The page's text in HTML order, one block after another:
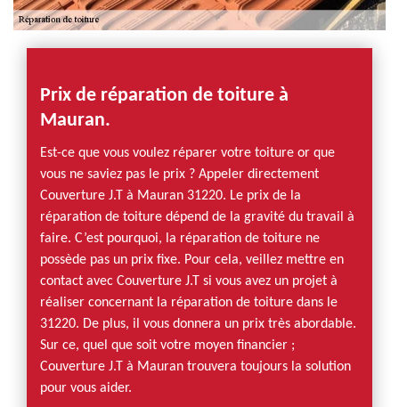
Prix de réparation de toiture à
Mauran.
Est-ce que vous voulez réparer votre toiture or que
vous ne saviez pas le prix ? Appeler directement
Couverture J.T à Mauran 31220. Le prix de la
réparation de toiture dépend de la gravité du travail à
faire. C’est pourquoi, la réparation de toiture ne
possède pas un prix fixe. Pour cela, veillez mettre en
contact avec Couverture J.T si vous avez un projet à
réaliser concernant la réparation de toiture dans le
31220. De plus, il vous donnera un prix très abordable.
Sur ce, quel que soit votre moyen financier ;
Couverture J.T à Mauran trouvera toujours la solution
pour vous aider.